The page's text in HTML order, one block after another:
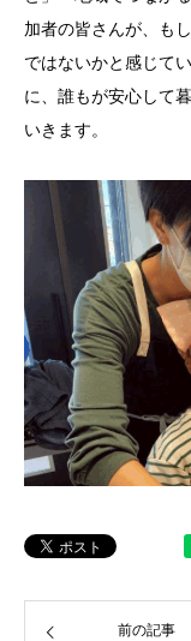
加者の皆さんが、も
ではないかと感じて
に、誰もが安心して
いきます。
前の記事